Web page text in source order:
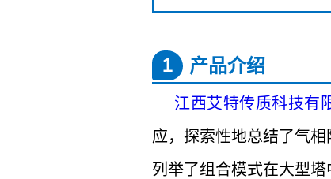
1 产品介绍
江西艾特传质科技有
应，探索性地总结了气
列举了组合模式在大型